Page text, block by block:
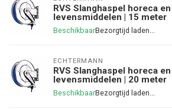
RVS Slanghaspel horeca en
levensmiddelen | 15 meter
Beschikbaar
ECHTERMANN
RVS Slanghaspel horeca en
levensmiddelen | 20 meter
Beschikbaar